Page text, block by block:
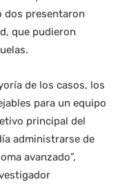
dos presentaron
que pudieron
de los casos, los
para un equipo
principal del
administrarse de
avanzado”,